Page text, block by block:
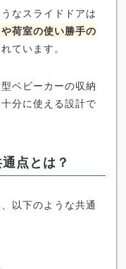
なスライドドアは
荷室の使い勝手の
ています。
ベビーカーの収納
分に使える設計で
点とは？
以下のような共通